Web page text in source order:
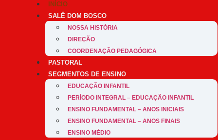
INÍCIO
SALÊ DOM BOSCO
NOSSA HISTÓRIA
DIREÇÃO
COORDENAÇÃO PEDAGÓGICA
PASTORAL
SEGMENTOS DE ENSINO
EDUCAÇÃO INFANTIL
PERÍODO INTEGRAL – EDUCAÇÃO INFANTIL
ENSINO FUNDAMENTAL – ANOS INICIAIS
ENSINO FUNDAMENTAL – ANOS FINAIS
ENSINO MÉDIO